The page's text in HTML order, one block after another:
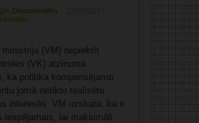
Desmitnieks
(VM) nepiekrīt
(VK) atzinumā
ka politika kompensējamo
jomā netiktu realizēta
interesēs. VM uzskata, ka ir
iespējamais, lai maksimāli